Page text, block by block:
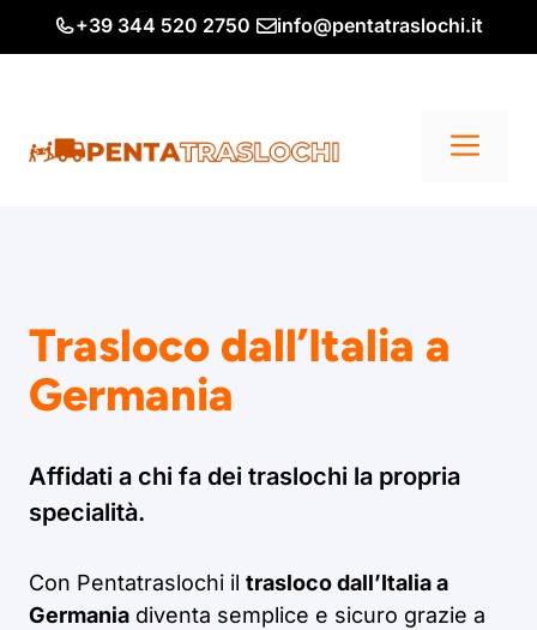
+39 344 520 2750 info@pentatraslochi.it
Trasloco dall’Italia a
Germania
Affidati a chi fa dei traslochi la propria
specialità.
Con Pentatraslochi il trasloco dall’Italia a
Germania diventa semplice e sicuro grazie a